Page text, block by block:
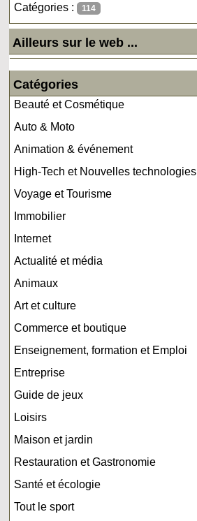
Catégories : 114
Ailleurs sur le web ...
Catégories
Beauté et Cosmétique
Auto & Moto
Animation & événement
High-Tech et Nouvelles technologies
Voyage et Tourisme
Immobilier
Internet
Actualité et média
Animaux
Art et culture
Commerce et boutique
Enseignement, formation et Emploi
Entreprise
Guide de jeux
Loisirs
Maison et jardin
Restauration et Gastronomie
Santé et écologie
Tout le sport